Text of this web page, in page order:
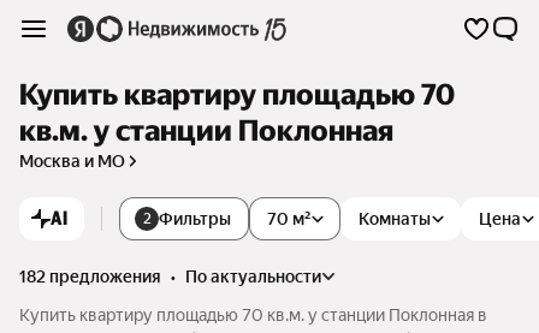
Купить квартиру площадью 70
кв.м. у станции Поклонная
Москва и МО
AI 2 Фильтры Комнаты Цена
70 м²
182 предложения •
по актуальности
Купить квартиру площадью 70 кв.м. у станции Поклонная в